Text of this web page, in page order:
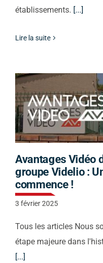
établissements. [...]
Lire la suite
Avantages Vidéo
groupe Videlio :
commence !
3 février 2025
Tous les articles Nous
étape majeure dans
[...]